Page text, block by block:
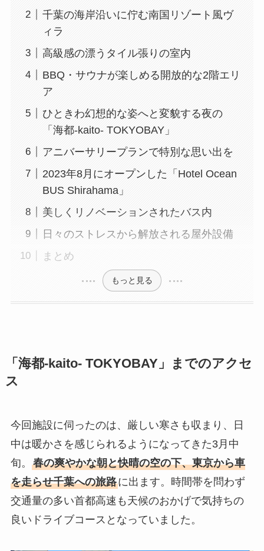
千葉の海岸沿いに佇む南国リゾート風ヴ
ィラ
高級感の漂うタイル張りの室内
BBQ・サウナが楽しめる開放的な2階エリ
ア
ひときわ幻想的な姿へと変貌する夜の
「海都-kaito- TOKYOBAY」
アニバーサリープランで特別な思い出を
2023年8月にオープンした「Hotel Ocean
BUS Shirahama」
美しくリノベーションされたバス内
日々のストレスから解放される屋外設備
まとめ
もっと見る
「海都-kaito- TOKYOBAY」までのアクセ
ス
今回施設に伺ったのは、厳しい寒さも収まり、日
中は暖かさを感じられるようになってきた3月中
旬。 春の爽やかな朝と快晴の空の下、東京から車
を走らせ千葉への旅路に出ます。時間帯を問わず
交通量の多い首都高速も天候のおかげで気持ちの
良いドライブコースとなっていました。